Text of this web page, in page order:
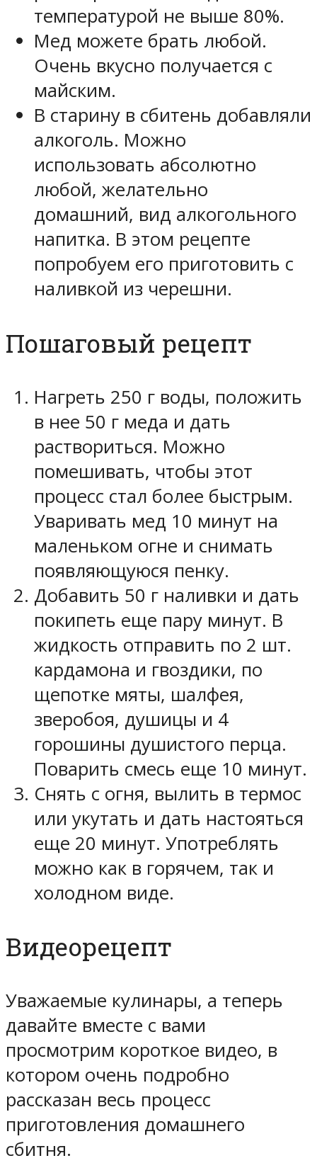
температурой не выше 80%.
Мед можете брать любой.
Очень вкусно получается с
майским.
В старину в сбитень добавляли
алкоголь. Можно
использовать абсолютно
любой, желательно
домашний, вид алкогольного
напитка. В этом рецепте
попробуем его приготовить с
наливкой из черешни.
Пошаговый рецепт
Нагреть 250 г воды, положить
в нее 50 г меда и дать
раствориться. Можно
помешивать, чтобы этот
процесс стал более быстрым.
Уваривать мед 10 минут на
маленьком огне и снимать
появляющуюся пенку.
Добавить 50 г наливки и дать
покипеть еще пару минут. В
жидкость отправить по 2 шт.
кардамона и гвоздики, по
щепотке мяты, шалфея,
зверобоя, душицы и 4
горошины душистого перца.
Поварить смесь еще 10 минут.
Снять с огня, вылить в термос
или укутать и дать настояться
еще 20 минут. Употреблять
можно как в горячем, так и
холодном виде.
Видеорецепт
Уважаемые кулинары, а теперь
давайте вместе с вами
просмотрим короткое видео, в
котором очень подробно
рассказан весь процесс
приготовления домашнего
сбитня.